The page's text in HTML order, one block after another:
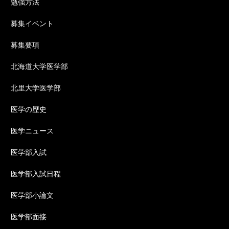
勉強方法
募集イベント
募集要項
北海道大学医学部
北里大学医学部
医学の歴史
医学ニュース
医学部入試
医学部入試日程
医学部小論文
医学部面接